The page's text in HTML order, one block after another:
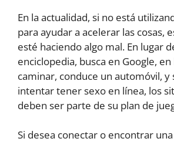
En la actualidad, si no está
para ayudar a acelerar las cosas,
esté haciendo algo mal. En lugar
enciclopedia, busca en Google,
caminar, conduce un automóvil, y
intentar tener sexo en línea, los
deben ser parte de su plan de
Si desea conectar o encontrar